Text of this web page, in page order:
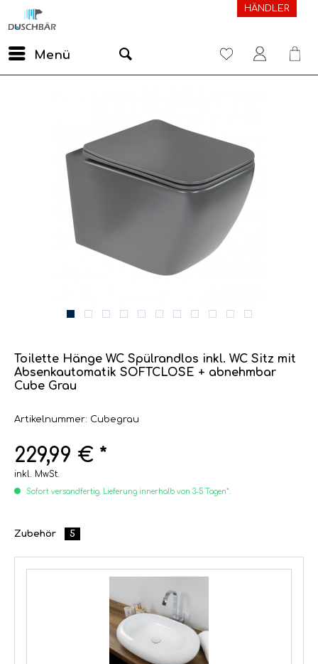
Menü
Toilette Hänge WC Spülrandlos inkl. WC Sitz mit
Absenkautomatik SOFTCLOSE + abnehmbar
Cube Grau
Artikelnummer: Cubegrau
229,99 € *
inkl. MwSt.
Sofort versandfertig. Lieferung innerhalb von 3-5 Tagen*.
Zubehör 5
HÄNDLER